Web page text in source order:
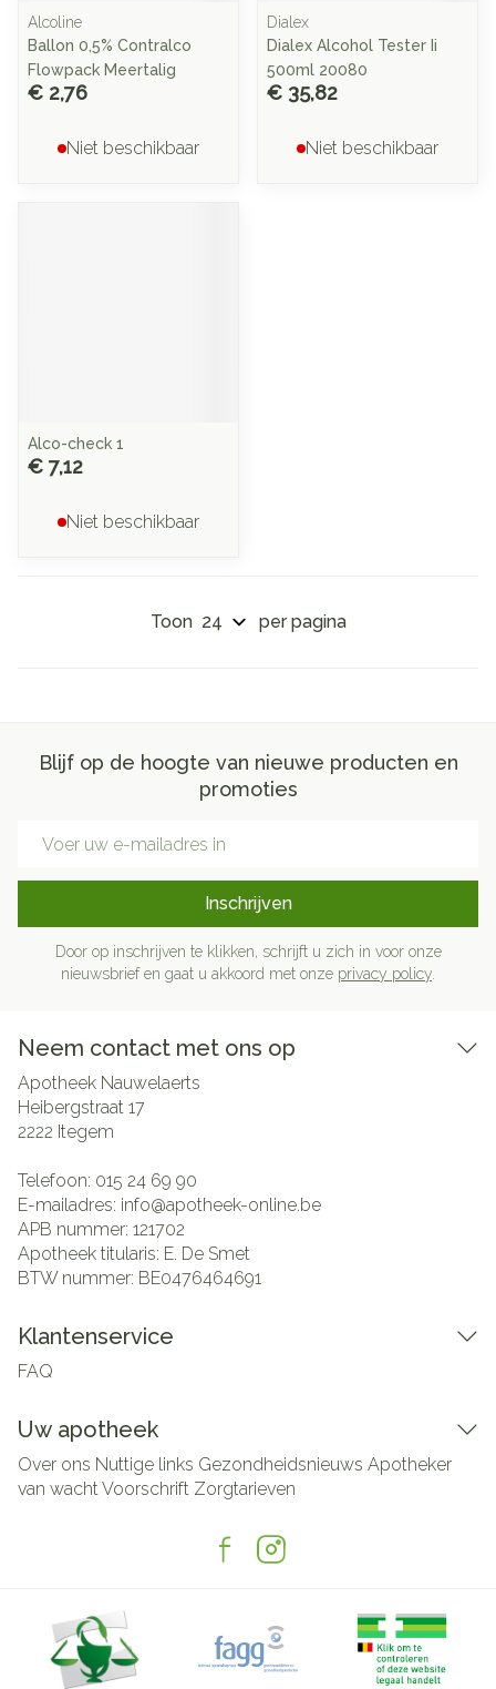
Alcoline
Ballon 0,5% Contralco
Flowpack Meertalig
€ 2,76
Niet beschikbaar
Dialex
Dialex Alcohol Tester Ii
500ml 20080
€ 35,82
Niet beschikbaar
Alco-check 1
€ 7,12
Niet beschikbaar
Toon per pagina
Blijf op de hoogte van nieuwe producten en
promoties
Inschrijven
Door op inschrijven te klikken, schrijft u zich in voor onze
nieuwsbrief en gaat u akkoord met onze privacy policy
Neem contact met ons op
Apotheek Nauwelaerts
Heibergstraat 17
2222 Itegem
Telefoon: 015 24 69 90
E-mailadres: info@apotheek-online.be
APB nummer: 121702
Apotheek titularis: E. De Smet
BTW nummer: BE0476464691
Klantenservice
FAQ
Uw apotheek
Over ons Nuttige links Gezondheidsnieuws Apotheker
van wachtVoorschrift Zorgtarieven